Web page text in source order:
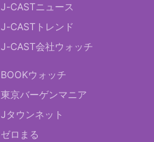
J-CASTニュース
J-CASTトレンド
J-CAST会社ウォッチ
BOOKウォッチ
東京バーゲンマニア
Jタウンネット
ゼロまる